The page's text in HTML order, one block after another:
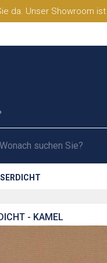
da. Unser Showroom
- KAMEL